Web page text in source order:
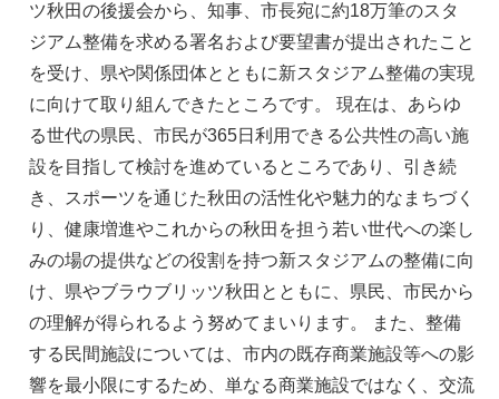
ツ秋田の後援会から、知事、市長宛に約18万筆のスタ
ジアム整備を求める署名および要望書が提出されたこと
を受け、県や関係団体とともに新スタジアム整備の実現
に向けて取り組んできたところです。 現在は、あらゆ
る世代の県民、市民が365日利用できる公共性の高い施
設を目指して検討を進めているところであり、引き続
き、スポーツを通じた秋田の活性化や魅力的なまちづく
り、健康増進やこれからの秋田を担う若い世代への楽し
みの場の提供などの役割を持つ新スタジアムの整備に向
け、県やブラウブリッツ秋田とともに、県民、市民から
の理解が得られるよう努めてまいります。 また、整備
する民間施設については、市内の既存商業施設等への影
響を最小限にするため、単なる商業施設ではなく、交流